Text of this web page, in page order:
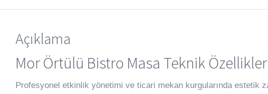
Açıklama
Mor Örtülü Bistro Masa Teknik Özellikler
Profesyonel etkinlik yönetimi ve ticari mekan kurgularında estetik